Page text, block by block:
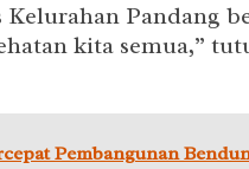
Kelurahan Pandang
kita semua,”
Pembangunan